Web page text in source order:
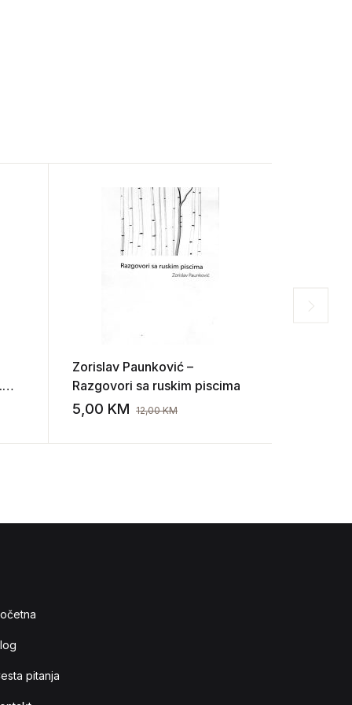
Add to wishlist
Zorislav Paunković –
Razgovori sa ruskim piscima
5,00 KM 12,00KM
pitanja